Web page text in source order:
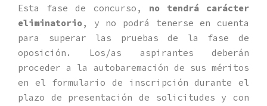
Esta fase de concurso, no tendrá carácter
eliminatorio, y no podrá tenerse en cuenta
para superar las pruebas de la fase de
oposición. Los/as aspirantes deberán
proceder a la autobaremación de sus méritos
en el formulario de inscripción durante el
plazo de presentación de solicitudes y con